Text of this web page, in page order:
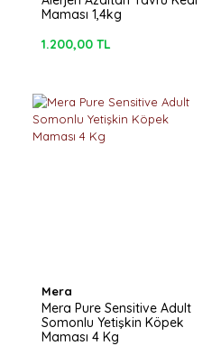
Maması 1,4kg
1.200,00 TL
Mera
Mera Pure Sensitive Adult
Somonlu Yetişkin Köpek
Maması 4 Kg